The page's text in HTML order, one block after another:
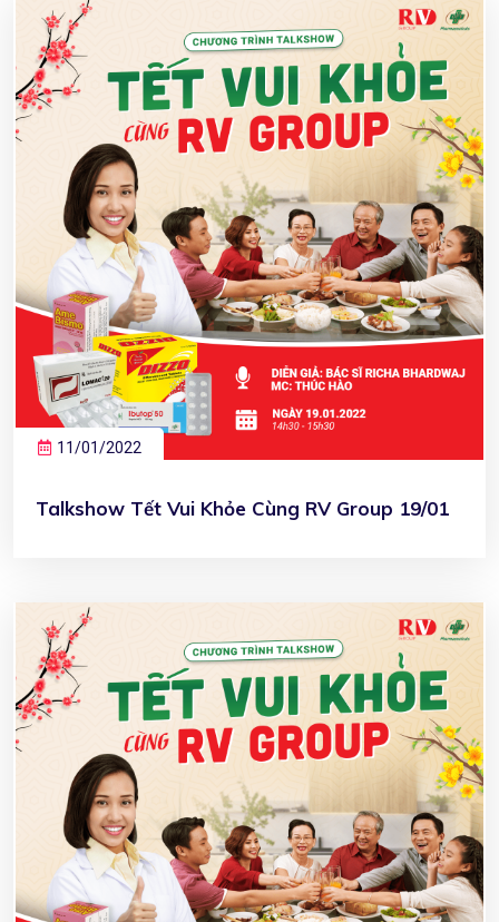
11/01/2022
Talkshow Tết Vui Khỏe Cùng RV Group 19/01